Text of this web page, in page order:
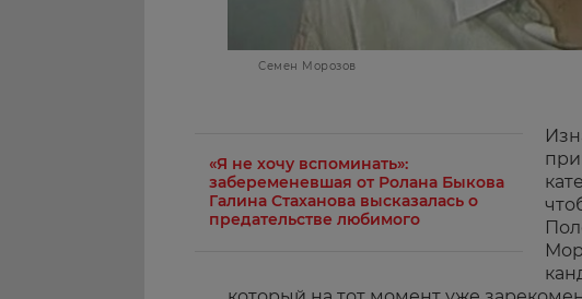
Семен Морозов
«Я не хочу вспоминать»:
забеременевшая от Ролана Быкова
Галина Стаханова высказалась о
предательстве любимого